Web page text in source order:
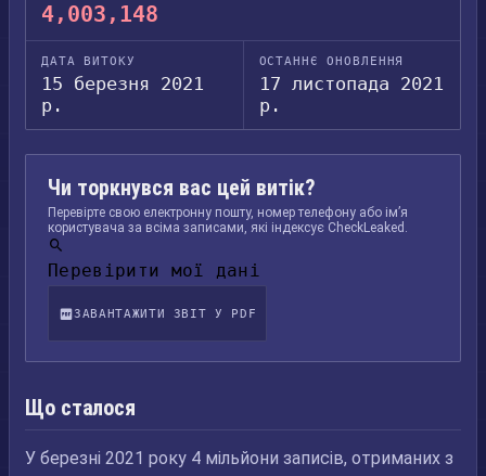
4,003,148
ДАТА ВИТОКУ
15 березня 2021
р.
ОСТАННЄ ОНОВЛЕННЯ
17 листопада 2021
р.
Чи торкнувся вас цей витік?
Перевірте свою електронну пошту, номер телефону або ім’я
користувача за всіма записами, які індексує CheckLeaked.
Перевірити мої дані
ЗАВАНТАЖИТИ ЗВІТ У PDF
Що сталося
У березні 2021 року 4 мільйони записів, отриманих з